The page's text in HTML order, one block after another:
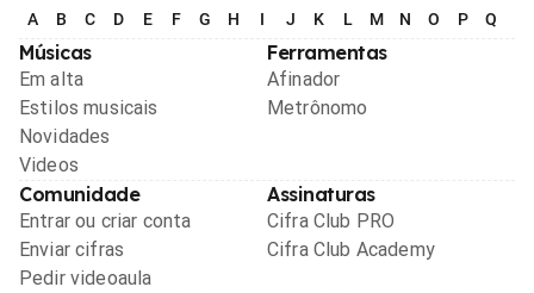
A B C D E F G H I J K L M N O P Q
Músicas
Em alta
Estilos musicais
Novidades
Videos
Ferramentas
Afinador
Metrônomo
Comunidade
Entrar ou criar conta
Enviar cifras
Pedir videoaula
Assinaturas
Cifra Club PRO
Cifra Club Academy